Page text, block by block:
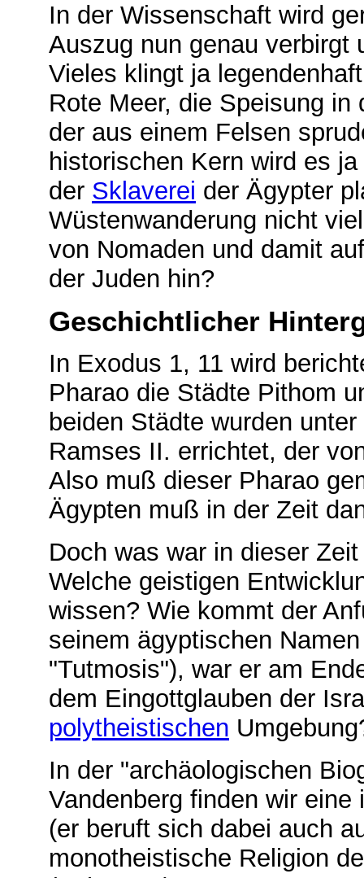
In der Wissenschaft wird
Auszug nun genau verbirgt
Vieles klingt ja
Rote Meer, die Speisung
der aus einem Felsen
historischen Kern wird es
der Sklaverei der Ägypter
Wüstenwanderung nicht
von Nomaden und damit
der Juden hin?
Geschichtlicher
In Exodus 1, 11 wird
Pharao die Städte Pithom
beiden Städte wurden
Ramses II. errichtet, der
Also muß dieser Pharao
Ägypten muß in der Zeit
Doch was war in dieser
Welche geistigen
wissen? Wie kommt der
seinem ägyptischen
"Tutmosis"), war er am
dem Eingottglauben der
polytheistischen
In der "archäologischen
Vandenberg finden wir
(er beruft sich dabei auch
monotheistische Religion